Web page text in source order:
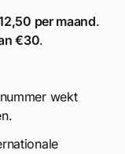
per maand.
€30.
wekt